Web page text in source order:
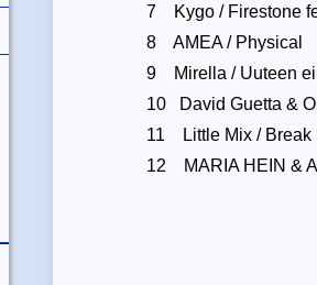
7 Kygo / Firestone
8 AMEA / Physical
9 Mirella / Uuteen
10 David Guetta &
11 Little Mix / Break
12 MARIA HEIN &